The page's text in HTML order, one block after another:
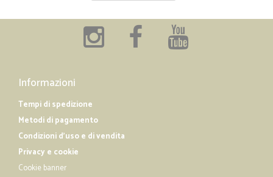
Informazioni
Tempi di spedizione
Metodi di pagamento
Condizioni d'uso e di vendita
Privacy e cookie
Cookie banner